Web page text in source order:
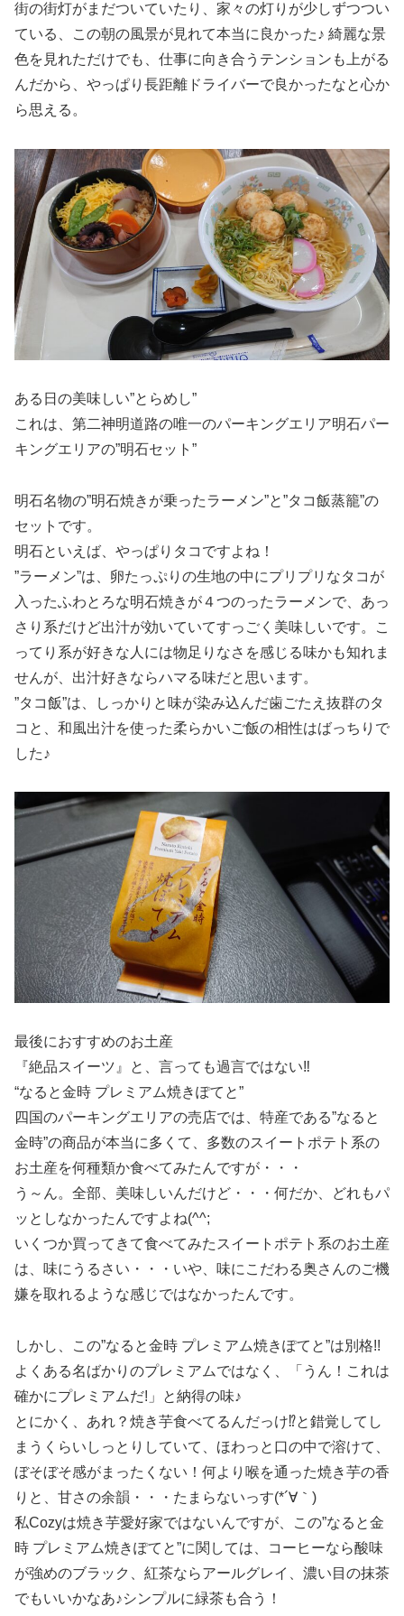
街の街灯がまだついていたり、家々の灯りが少しずつつい
ている、この朝の風景が見れて本当に良かった♪ 綺麗な景
色を見れただけでも、仕事に向き合うテンションも上がる
んだから、やっぱり長距離ドライバーで良かったなと心か
ら思える。
ある日の美味しい”とらめし”
これは、第二神明道路の唯一のパーキングエリア明石パー
キングエリアの”明石セット”
明石名物の”明石焼きが乗ったラーメン”と”タコ飯蒸籠”の
セットです。
明石といえば、やっぱりタコですよね！
”ラーメン”は、卵たっぷりの生地の中にプリプリなタコが
入ったふわとろな明石焼きが４つのったラーメンで、あっ
さり系だけど出汁が効いていてすっごく美味しいです。こ
ってり系が好きな人には物足りなさを感じる味かも知れま
せんが、出汁好きならハマる味だと思います。
”タコ飯”は、しっかりと味が染み込んだ歯ごたえ抜群のタ
コと、和風出汁を使った柔らかいご飯の相性はばっちりで
した♪
最後におすすめのお土産
『絶品スイーツ』と、言っても過言ではない‼
“なると金時 プレミアム焼きぽてと”
四国のパーキングエリアの売店では、特産である”なると
金時”の商品が本当に多くて、多数のスイートポテト系の
お土産を何種類か食べてみたんですが・・・
う～ん。全部、美味しいんだけど・・・何だか、どれもパ
ッとしなかったんですよね(^^;
いくつか買ってきて食べてみたスイートポテト系のお土産
は、味にうるさい・・・いや、味にこだわる奥さんのご機
嫌を取れるような感じではなかったんです。
しかし、この”なると金時 プレミアム焼きぽてと”は別格!!
よくある名ばかりのプレミアムではなく、「うん！これは
確かにプレミアムだ!」と納得の味♪
とにかく、あれ？焼き芋食べてるんだっけ⁉と錯覚してし
まうくらいしっとりしていて、ほわっと口の中で溶けて、
ぼそぼそ感がまったくない！何より喉を通った焼き芋の香
りと、甘さの余韻・・・たまらないっす(*´∀｀)
私Cozyは焼き芋愛好家ではないんですが、この”なると金
時 プレミアム焼きぽてと”に関しては、コーヒーなら酸味
が強めのブラック、紅茶ならアールグレイ、濃い目の抹茶
でもいいかなあ♪シンプルに緑茶も合う！